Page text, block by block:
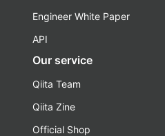
Engineer White Paper
API
Our service
Qiita Team
Qiita Zine
Official Shop